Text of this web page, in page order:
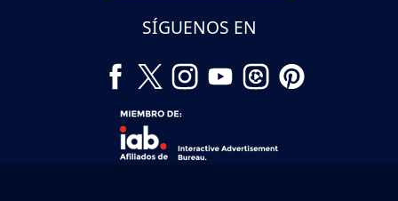
SÍGUENOS EN